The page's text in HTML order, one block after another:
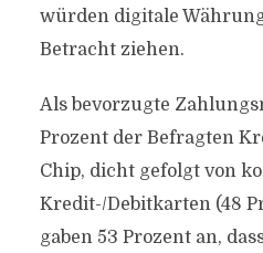
würden digitale
Betracht ziehen.
Als bevorzugte
Prozent der Befragten
Chip, dicht gefolgt von
Kredit-/Debitkarten (48
gaben 53 Prozent an,